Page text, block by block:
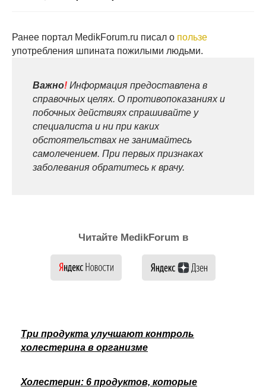
Ранее портал MedikForum.ru писал о пользе
употребления шпината пожилыми людьми.
Важно! Информация предоставлена в
справочных целях. О противопоказаниях и
побочных действиях спрашивайте у
специалиста и ни при каких
обстоятельствах не занимайтесь
самолечением. При первых признаках
заболевания обратитесь к врачу.
Читайте MedikForum в
Три продукта улучшают контроль
холестерина в организме
Холестерин: 6 продуктов, которые